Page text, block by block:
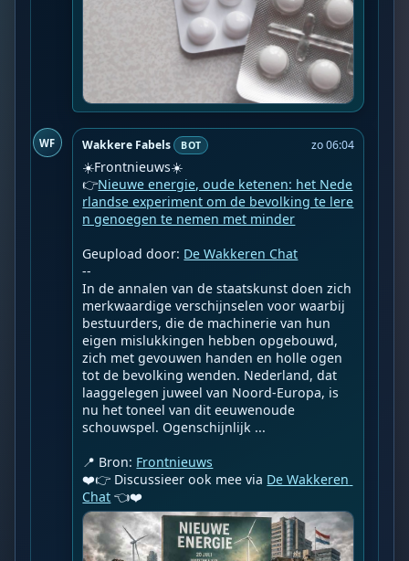
WF Wakkere Fabels BOT zo 06:04
☀️Frontnieuws☀️
👉Nieuwe energie, oude ketenen: het Nede
rlandse experiment om de bevolking te lere
n genoegen te nemen met minder
Geupload door: De Wakkeren Chat
--
In de annalen van de staatskunst doen zich
merkwaardige verschijnselen voor waarbij
bestuurders, die de machinerie van hun
eigen mislukkingen hebben opgebouwd,
zich met gevouwen handen en holle ogen
tot de bevolking wenden. Nederland, dat
laaggelegen juweel van Noord-Europa, is
nu het toneel van dit eeuwenoude
schouwspel. Ogenschijnlijk ...
📍 Bron: Frontnieuws
❤️👉 Discussieer ook mee via De Wakkeren
Chat 👈❤️